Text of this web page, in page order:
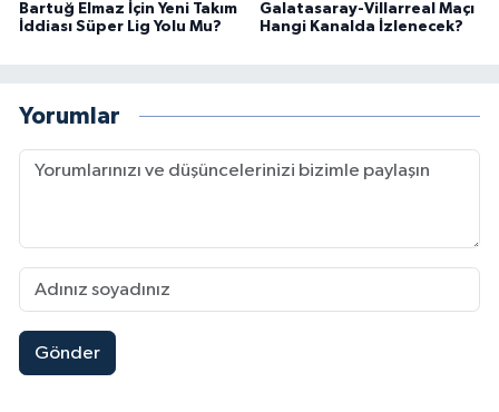
Bartuğ Elmaz İçin Yeni Takım
İddiası Süper Lig Yolu Mu?
Galatasaray-Villarreal Maçı
Hangi Kanalda İzlenecek?
Yorumlar
Gönder